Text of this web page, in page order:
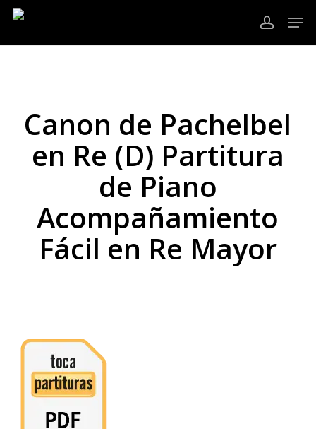
cuenta
Canon de Pachelbel
en Re (D) Partitura
de Piano
Acompañamiento
Fácil en Re Mayor